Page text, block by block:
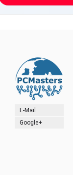
E-Mail
Google+